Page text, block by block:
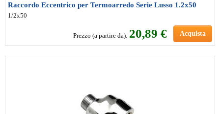
Raccordo Eccentrico per Termoarredo Serie Lusso 1.2x50
1/2x50
Prezzo (a partire da): 20,89 € Acquista